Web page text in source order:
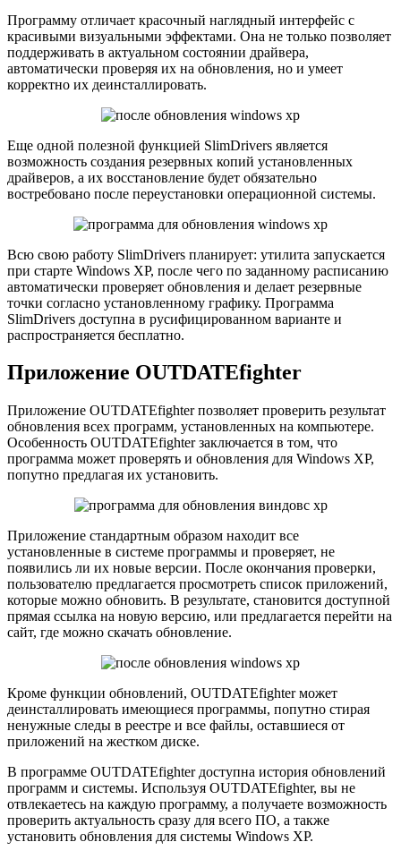
Программу отличает красочный наглядный интерфейс с
красивыми визуальными эффектами. Она не только позволяет
поддерживать в актуальном состоянии драйвера,
автоматически проверяя их на обновления, но и умеет
корректно их деинсталлировать.
Еще одной полезной функцией SlimDrivers является
возможность создания резервных копий установленных
драйверов, а их восстановление будет обязательно
востребовано после переустановки операционной системы.
Всю свою работу SlimDrivers планирует: утилита запускается
при старте Windows XP, после чего по заданному расписанию
автоматически проверяет обновления и делает резервные
точки согласно установленному графику. Программа
SlimDrivers доступна в русифицированном варианте и
распространяется бесплатно.
Приложение OUTDATEfighter
Приложение OUTDATEfighter позволяет проверить результат
обновления всех программ, установленных на компьютере.
Особенность OUTDATEfighter заключается в том, что
программа может проверять и обновления для Windows XP,
попутно предлагая их установить.
Приложение стандартным образом находит все
установленные в системе программы и проверяет, не
появились ли их новые версии. После окончания проверки,
пользователю предлагается просмотреть список приложений,
которые можно обновить. В результате, становится доступной
прямая ссылка на новую версию, или предлагается перейти на
сайт, где можно скачать обновление.
Кроме функции обновлений, OUTDATEfighter может
деинсталлировать имеющиеся программы, попутно стирая
ненужные следы в реестре и все файлы, оставшиеся от
приложений на жестком диске.
В программе OUTDATEfighter доступна история обновлений
программ и системы. Используя OUTDATEfighter, вы не
отвлекаетесь на каждую программу, а получаете возможность
проверить актуальность сразу для всего ПО, а также
установить обновления для системы Windows XP.